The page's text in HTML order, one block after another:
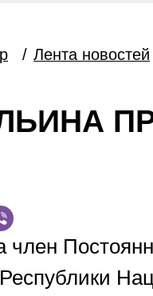
/ Лента новостей
член